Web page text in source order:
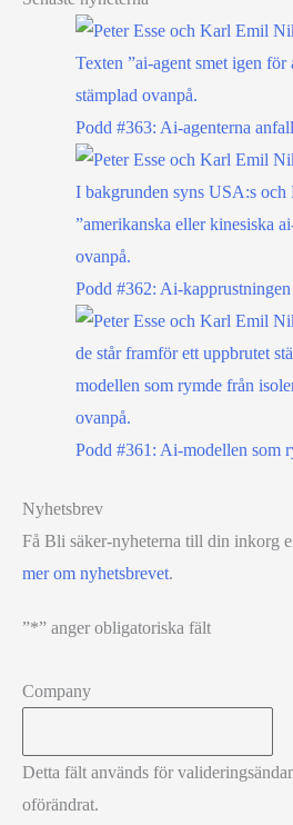
Podd #363: Ai-agenterna
Podd #362: Ai-
Podd #361: Ai-modellen som
Nyhetsbrev
Få Bli säker-nyheterna till din inkorg
mer om nyhetsbrevet.
”*” anger obligatoriska fält
Company
Detta fält används för
oförändrat.